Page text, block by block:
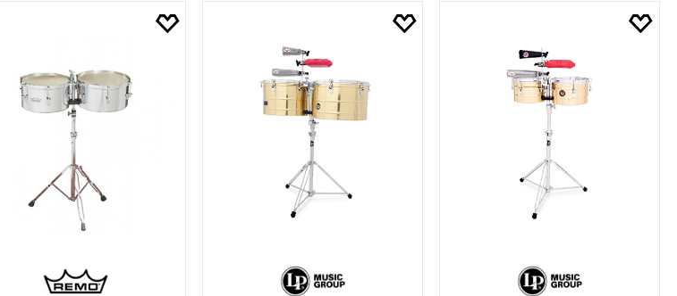
9.567₺ ile 19.134₺ Arası 19.134₺ ile 28.700₺ Arası